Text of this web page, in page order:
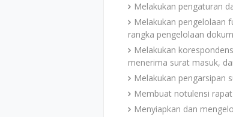
Melakukan pengaturan
Melakukan pengelolaan
rangka pengelolaan
Melakukan
menerima surat masuk,
Melakukan pengarsipan
Membuat notulensi rapat
Menyiapkan dan